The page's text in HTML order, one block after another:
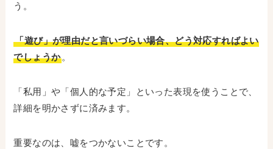
う。
「遊び」が理由だと言いづらい場合、どう対応すればよい
でしょうか 。
「私用」や「個人的な予定」といった表現を使うことで、
詳細を明かさずに済みます。
重要なのは、嘘をつかないことです。